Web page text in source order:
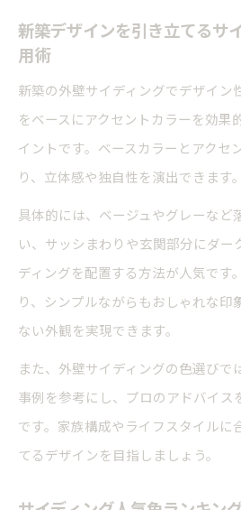
新築デザインを引き立てるサ
用術
新築の外壁サイディングでデザイン
をベースにアクセントカラーを効果
イントです。ベースカラーとアクセ
り、立体感や独自性を演出できます。
具体的には、ベージュやグレーなど
い、サッシまわりや玄関部分にダー
ディングを配置する方法が人気です
り、シンプルながらもおしゃれな印
ない外観を実現できます。
また、外壁サイディングの色選びで
事例を参考にし、プロのアドバイス
です。家族構成やライフスタイルに
てるデザインを目指しましょう。